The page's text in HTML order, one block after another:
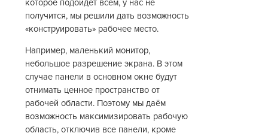
которое подойдет всем, у нас не
получится, мы решили дать возможность
«конструировать» рабочее место.
Например, маленький монитор,
небольшое разрешение экрана. В этом
случае панели в основном окне будут
отнимать ценное пространство от
рабочей области. Поэтому мы даём
возможность максимизировать рабочую
область, отключив все панели, кроме